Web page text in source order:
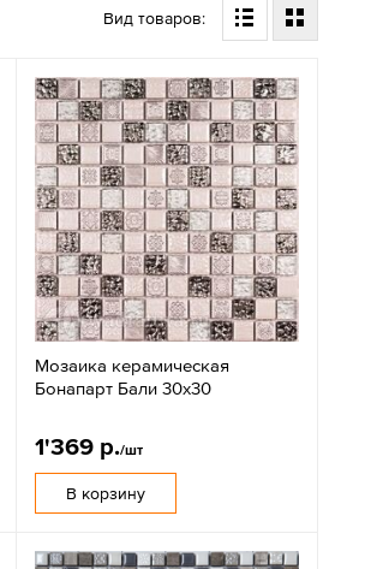
Вид товаров:
Мозаика керамическая
Бонапарт Бали 30х30
1'369 р./шт
В корзину